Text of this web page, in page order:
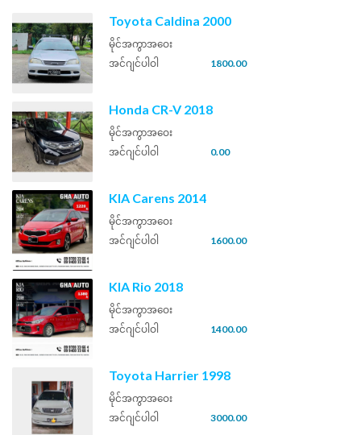
Toyota Caldina 2000
မိုင်အကွာအဝေး
အင်ဂျင်ပါဝါ
1800.00
Honda CR-V 2018
မိုင်အကွာအဝေး
အင်ဂျင်ပါဝါ
0.00
KIA Carens 2014
မိုင်အကွာအဝေး
အင်ဂျင်ပါဝါ
1600.00
KIA Rio 2018
မိုင်အကွာအဝေး
အင်ဂျင်ပါဝါ
1400.00
Toyota Harrier 1998
မိုင်အကွာအဝေး
အင်ဂျင်ပါဝါ
3000.00